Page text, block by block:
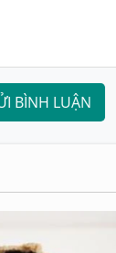
BÌNH LUẬN